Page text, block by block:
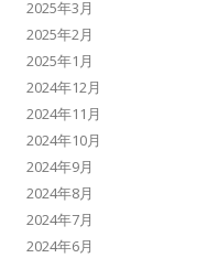
2025年3月
2025年2月
2025年1月
2024年12月
2024年11月
2024年10月
2024年9月
2024年8月
2024年7月
2024年6月